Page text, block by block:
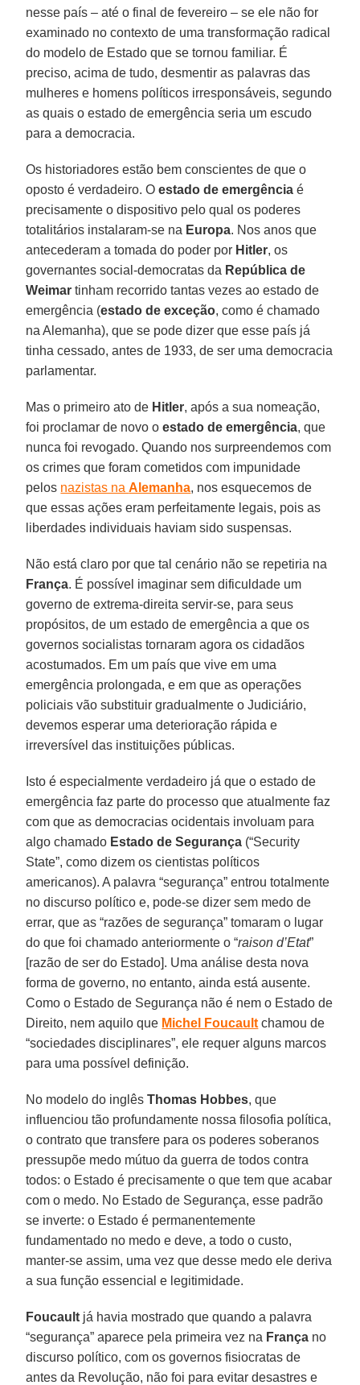
nesse país – até o final de fevereiro – se ele não for
examinado no contexto de uma transformação radical
do modelo de Estado que se tornou familiar. É
preciso, acima de tudo, desmentir as palavras das
mulheres e homens políticos irresponsáveis, segundo
as quais o estado de emergência seria um escudo
para a democracia.
Os historiadores estão bem conscientes de que o
oposto é verdadeiro. Oestado de emergência é
precisamente o dispositivo pelo qual os poderes
totalitários instalaram-se na Europa. Nos anos que
antecederam a tomada do poder por Hitler, os
governantes social-democratas da República de
Weimar tinham recorrido tantas vezes ao estado de
emergência (estado de exceção, como é chamado
na Alemanha), que se pode dizer que esse país já
tinha cessado, antes de 1933, de ser uma democracia
parlamentar.
Mas o primeiro ato de Hitler, após a sua nomeação,
foi proclamar de novo oestado de emergência, que
nunca foi revogado. Quando nos surpreendemos com
os crimes que foram cometidos com impunidade
pelos nazistas naAlemanha, nos esquecemos de
que essas ações eram perfeitamente legais, pois as
liberdades individuais haviam sido suspensas.
Não está claro por que tal cenário não se repetiria na
França. É possível imaginar sem dificuldade um
governo de extrema-direita servir-se, para seus
propósitos, de um estado de emergência a que os
governos socialistas tornaram agora os cidadãos
acostumados. Em um país que vive em uma
emergência prolongada, e em que as operações
policiais vão substituir gradualmente o Judiciário,
devemos esperar uma deterioração rápida e
irreversível das instituições públicas.
Isto é especialmente verdadeiro já que o estado de
emergência faz parte do processo que atualmente faz
com que as democracias ocidentais involuam para
algo chamado Estado de Segurança (“Security
State”, como dizem os cientistas políticos
americanos). A palavra “segurança” entrou totalmente
no discurso político e, pode-se dizer sem medo de
errar, que as “razões de segurança” tomaram o lugar
do que foi chamado anteriormente o “raison d’Etat”
[razão de ser do Estado]. Uma análise desta nova
forma de governo, no entanto, ainda está ausente.
Como o Estado de Segurança não é nem o Estado de
Direito, nem aquilo que Michel Foucault chamou de
“sociedades disciplinares”, ele requer alguns marcos
para uma possível definição.
No modelo do inglêsThomas Hobbes, que
influenciou tão profundamente nossa filosofia política,
o contrato que transfere para os poderes soberanos
pressupõe medo mútuo da guerra de todos contra
todos: o Estado é precisamente o que tem que acabar
com o medo. No Estado de Segurança, esse padrão
se inverte: o Estado é permanentemente
fundamentado no medo e deve, a todo o custo,
manter-se assim, uma vez que desse medo ele deriva
a sua função essencial e legitimidade.
Foucault já havia mostrado que quando a palavra
“segurança” aparece pela primeira vez na França no
discurso político, com os governos fisiocratas de
antes da Revolução, não foi para evitar desastres e